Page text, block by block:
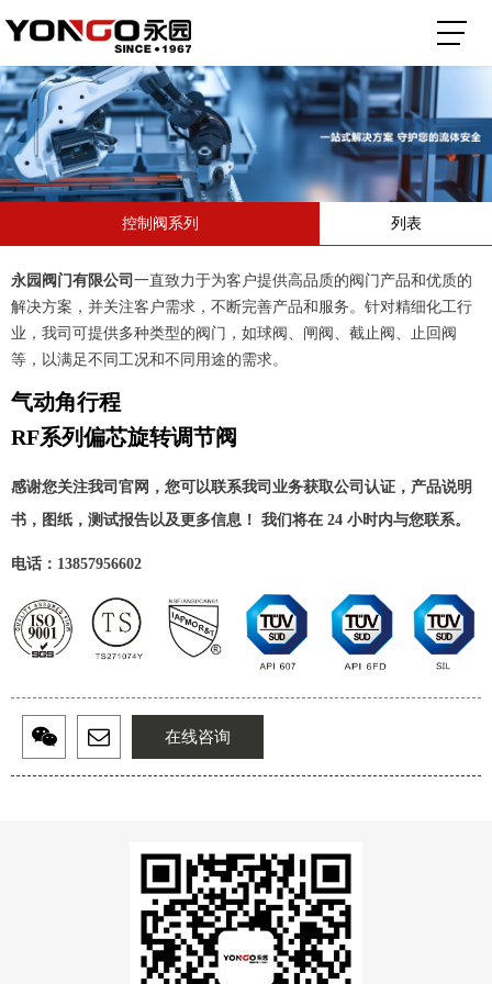
控制阀系列 列表
永园阀门有限公司 一直致力于为客户提供高品质的阀门产品和优质的
解决方案，并关注客户需求，不断完善产品和服务。针对精细化工行
业，我司可提供多种类型的阀门，如球阀、闸阀、截止阀、止回阀
等，以满足不同工况和不同用途的需求。
气动角行程
RF系列偏芯旋转调节阀
感谢您关注我司官网，您可以联系我司业务获取公司认证，产品说明
书，图纸，测试报告以及更多信息！ 我们将在 24 小时内与您联系。
电话：13857956602
在线咨询